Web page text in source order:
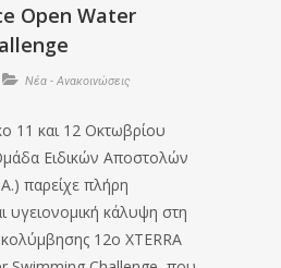
Open Water
Νέα - Ανακοινώσεις
11 και 12 Οκτωβρίου
Ειδικών Αποστολών
παρείχε πλήρη
υγειονομική κάλυψη στη
12ο XTERRA